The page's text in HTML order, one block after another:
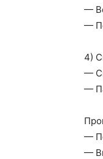
—
—
4)
—
—
—
—